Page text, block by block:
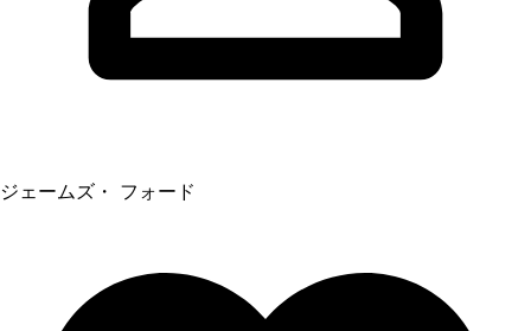
ジェームズ・ フォード